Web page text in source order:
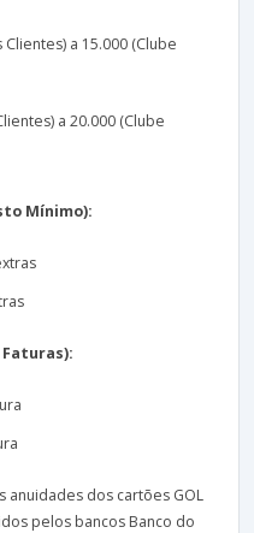
a 15.000 (Clube
a 20.000 (Clube
Mínimo):
anuidades dos cartões GOL
pelos bancos Banco do